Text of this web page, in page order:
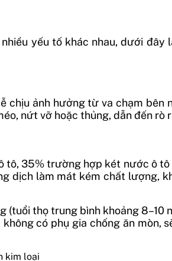
yếu tố khác nhau, dưới đây
ảnh hưởng từ va chạm bên
nứt vỡ hoặc thủng, dẫn đến rò
tô, 35% trường hợp két nước ô
dịch làm mát kém chất lượng,
thọ trung bình khoảng 8–10
có phụ gia chống ăn mòn,